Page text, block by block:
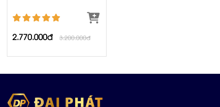
2.770.000đ 3.200.000đ